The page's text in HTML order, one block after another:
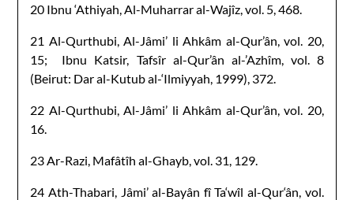
20 Ibnu ‘Athiyah, Al-Muharrar al-Wajîz, vol. 5, 468.
21 Al-Qurthubi, Al-Jâmi’ li Ahkâm al-Qur’ân, vol. 20,
15; Ibnu Katsir, Tafsîr al-Qur’ân al-’Azhîm, vol. 8
(Beirut: Dar al-Kutub al-‘Ilmiyyah, 1999), 372.
22 Al-Qurthubi, Al-Jâmi’ li Ahkâm al-Qur’ân, vol. 20,
16.
23 Ar-Razi, Mafâtîh al-Ghayb, vol. 31, 129.
24 Ath-Thabari, Jâmi’ al-Bayân fî Ta‘wîl al-Qur‘ân, vol.